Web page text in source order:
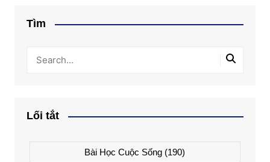
Tìm
Lối tắt
Bài Học Cuộc Sống (190)